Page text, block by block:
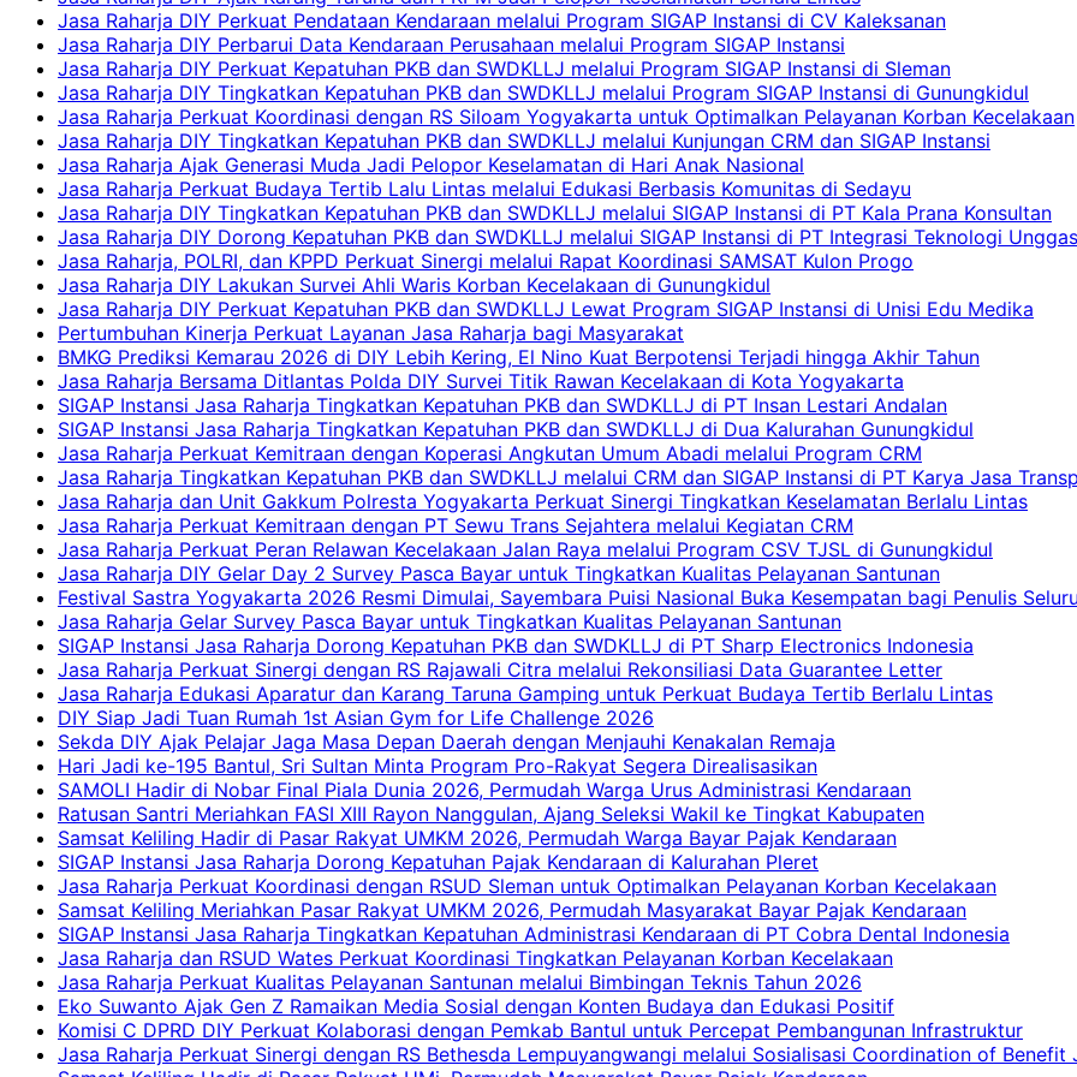
Jasa Raharja DIY Perkuat Pendataan Kendaraan melalui Program SIGAP Instansi di CV Kaleksanan
Jasa Raharja DIY Perbarui Data Kendaraan Perusahaan melalui Program SIGAP Instansi
Jasa Raharja DIY Perkuat Kepatuhan PKB dan SWDKLLJ melalui Program SIGAP Instansi di Sleman
Jasa Raharja DIY Tingkatkan Kepatuhan PKB dan SWDKLLJ melalui Program SIGAP Instansi di Gunungkidul
Jasa Raharja Perkuat Koordinasi dengan RS Siloam Yogyakarta untuk Optimalkan Pelayanan Korban Kecelakaan
Jasa Raharja DIY Tingkatkan Kepatuhan PKB dan SWDKLLJ melalui Kunjungan CRM dan SIGAP Instansi
Jasa Raharja Ajak Generasi Muda Jadi Pelopor Keselamatan di Hari Anak Nasional
Jasa Raharja Perkuat Budaya Tertib Lalu Lintas melalui Edukasi Berbasis Komunitas di Sedayu
Jasa Raharja DIY Tingkatkan Kepatuhan PKB dan SWDKLLJ melalui SIGAP Instansi di PT Kala Prana Konsultan
Jasa Raharja DIY Dorong Kepatuhan PKB dan SWDKLLJ melalui SIGAP Instansi di PT Integrasi Teknologi Unggas
Jasa Raharja, POLRI, dan KPPD Perkuat Sinergi melalui Rapat Koordinasi SAMSAT Kulon Progo
Jasa Raharja DIY Lakukan Survei Ahli Waris Korban Kecelakaan di Gunungkidul
Jasa Raharja DIY Perkuat Kepatuhan PKB dan SWDKLLJ Lewat Program SIGAP Instansi di Unisi Edu Medika
Pertumbuhan Kinerja Perkuat Layanan Jasa Raharja bagi Masyarakat
BMKG Prediksi Kemarau 2026 di DIY Lebih Kering, El Nino Kuat Berpotensi Terjadi hingga Akhir Tahun
Jasa Raharja Bersama Ditlantas Polda DIY Survei Titik Rawan Kecelakaan di Kota Yogyakarta
SIGAP Instansi Jasa Raharja Tingkatkan Kepatuhan PKB dan SWDKLLJ di PT Insan Lestari Andalan
SIGAP Instansi Jasa Raharja Tingkatkan Kepatuhan PKB dan SWDKLLJ di Dua Kalurahan Gunungkidul
Jasa Raharja Perkuat Kemitraan dengan Koperasi Angkutan Umum Abadi melalui Program CRM
Jasa Raharja Tingkatkan Kepatuhan PKB dan SWDKLLJ melalui CRM dan SIGAP Instansi di PT Karya Jasa
Jasa Raharja dan Unit Gakkum Polresta Yogyakarta Perkuat Sinergi Tingkatkan Keselamatan Berlalu Lintas
Jasa Raharja Perkuat Kemitraan dengan PT Sewu Trans Sejahtera melalui Kegiatan CRM
Jasa Raharja Perkuat Peran Relawan Kecelakaan Jalan Raya melalui Program CSV TJSL di Gunungkidul
Jasa Raharja DIY Gelar Day 2 Survey Pasca Bayar untuk Tingkatkan Kualitas Pelayanan Santunan
Festival Sastra Yogyakarta 2026 Resmi Dimulai, Sayembara Puisi Nasional Buka Kesempatan bagi Penulis
Jasa Raharja Gelar Survey Pasca Bayar untuk Tingkatkan Kualitas Pelayanan Santunan
SIGAP Instansi Jasa Raharja Dorong Kepatuhan PKB dan SWDKLLJ di PT Sharp Electronics Indonesia
Jasa Raharja Perkuat Sinergi dengan RS Rajawali Citra melalui Rekonsiliasi Data Guarantee Letter
Jasa Raharja Edukasi Aparatur dan Karang Taruna Gamping untuk Perkuat Budaya Tertib Berlalu Lintas
DIY Siap Jadi Tuan Rumah 1st Asian Gym for Life Challenge 2026
Sekda DIY Ajak Pelajar Jaga Masa Depan Daerah dengan Menjauhi Kenakalan Remaja
Hari Jadi ke-195 Bantul, Sri Sultan Minta Program Pro-Rakyat Segera Direalisasikan
SAMOLI Hadir di Nobar Final Piala Dunia 2026, Permudah Warga Urus Administrasi Kendaraan
Ratusan Santri Meriahkan FASI XIII Rayon Nanggulan, Ajang Seleksi Wakil ke Tingkat Kabupaten
Samsat Keliling Hadir di Pasar Rakyat UMKM 2026, Permudah Warga Bayar Pajak Kendaraan
SIGAP Instansi Jasa Raharja Dorong Kepatuhan Pajak Kendaraan di Kalurahan Pleret
Jasa Raharja Perkuat Koordinasi dengan RSUD Sleman untuk Optimalkan Pelayanan Korban Kecelakaan
Samsat Keliling Meriahkan Pasar Rakyat UMKM 2026, Permudah Masyarakat Bayar Pajak Kendaraan
SIGAP Instansi Jasa Raharja Tingkatkan Kepatuhan Administrasi Kendaraan di PT Cobra Dental Indonesia
Jasa Raharja dan RSUD Wates Perkuat Koordinasi Tingkatkan Pelayanan Korban Kecelakaan
Jasa Raharja Perkuat Kualitas Pelayanan Santunan melalui Bimbingan Teknis Tahun 2026
Eko Suwanto Ajak Gen Z Ramaikan Media Sosial dengan Konten Budaya dan Edukasi Positif
Komisi C DPRD DIY Perkuat Kolaborasi dengan Pemkab Bantul untuk Percepat Pembangunan Infrastruktur
Jasa Raharja Perkuat Sinergi dengan RS Bethesda Lempuyangwangi melalui Sosialisasi Coordination of Benefit